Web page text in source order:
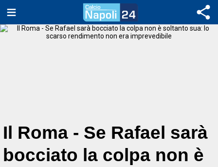
Il Roma - Se Rafael sarà
bocciato la colpa non è